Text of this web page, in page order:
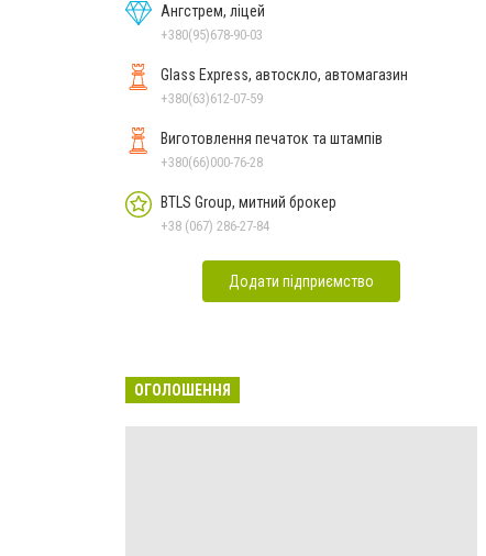
Ангстрем, ліцей
+380(95)678-90-03
Glass Express, автоскло, автомагазин
+380(63)612-07-59
Виготовлення печаток та штампів
+380(66)000-76-28
BTLS Group, митний брокер
+38 (067) 286-27-84
Додати підприємство
ОГОЛОШЕННЯ